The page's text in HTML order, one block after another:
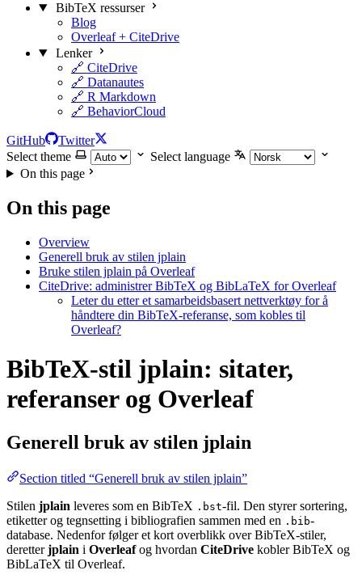
BibTeX ressurser
Blog
Overleaf + CiteDrive
Lenker
🔗 CiteDrive
🔗 Datanautes
🔗 R Markdown
🔗 BehaviorCloud
GitHub
Twitter
Select theme
Select language
On this page
On this page
Overview
Generell bruk av stilen jplain
Bruke stilen jplain på Overleaf
CiteDrive: administrer BibTeX og BibLaTeX for Overleaf
Leter du etter et samarbeidsbasert nettverktøy for å
håndtere din BibTeX-referanse, som kobles til
Overleaf?
BibTeX-stil jplain: sitater,
referanser og Overleaf
Generell bruk av stilen jplain
Section titled “Generell bruk av stilen jplain”
Stilen jplain leveres som en BibTeX .bst-fil. Den styrer sortering,
etiketter og tegnsetting i bibliografien sammen med en .bib-
database. Nedenfor følger et kort overblikk over BibTeX-stiler,
deretterjplain i Overleafog hvordan CiteDrive kobler BibTeX og
BibLaTeX til Overleaf.